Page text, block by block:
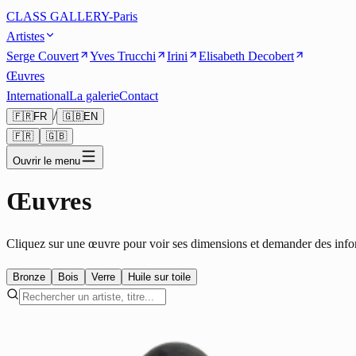
CLASS GALLERY-Paris
Artistes
Serge Couvert
Yves Trucchi Irini
Elisabeth Decobert
Œuvres
InternationalLa galerieContact
🇫🇷FR / 🇬🇧EN
🇫🇷
🇬🇧
Ouvrir le menu
Œuvres
Cliquez sur une œuvre pour voir ses dimensions et demander des
Bronze Bois Verre Huile sur toile